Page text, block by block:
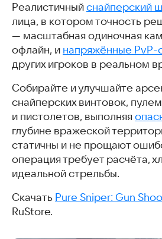
Реалистичный снайперский
лица, в котором точность
— масштабная одиночная
офлайн, и напряжённые PvP-
других игроков в реальном
Собирайте и улучшайте
снайперских винтовок,
и пистолетов, выполняя
глубине вражеской
статичны и не прощают
операция требует расчёта,
идеальной стрельбы.
Скачать Pure Sniper: Gun
RuStore.